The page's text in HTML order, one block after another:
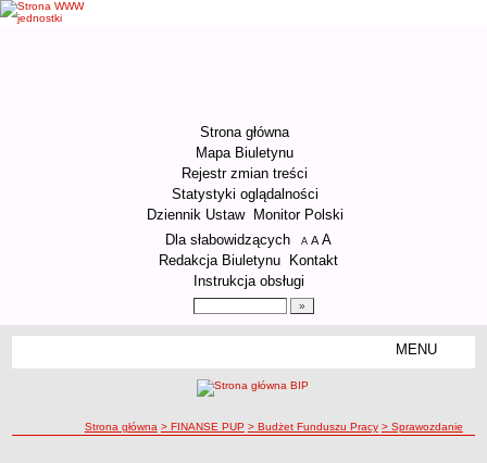
Strona główna
Mapa Biuletynu
Rejestr zmian treści
Statystyki oglądalności
Dziennik Ustaw
Monitor Polski
Menu dodatkowe
Dla słabowidzących A pomniejsz czcionkę
A standardowy rozmiar czcionki
A
Redakcja Biuletynu
Kontakt
Instrukcja obsługi
MENU
Struktura organizacyjna
ścieżka nawigacji
Strona główna > FINANSE PUP > Budżet Funduszu Pracy > Sprawozdanie